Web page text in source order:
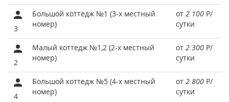
3
Большой коттедж №1 (3-х местный
номер)
от 2 100 Р/
сутки
2
Малый коттедж №1,2 (2-х местный
номер)
от 2 300 Р/
сутки
4
Большой коттедж №5 (4-х местный
номер)
от 2 800 Р/
сутки